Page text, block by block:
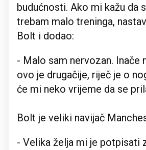
budućnosti. Ako mi kažu da
trebam malo treninga,
Bolt i dodao:
- Malo sam nervozan. Inače
ovo je drugačije, riječ je o
će mi neko vrijeme da se
Bolt je veliki navijač
- Velika želja mi je potpisati